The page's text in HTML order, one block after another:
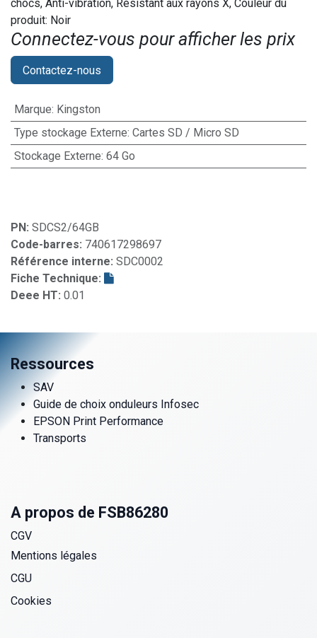
chocs, Anti-vibration, Résistant aux rayons X, Couleur du
produit: Noir
Connectez-vous pour afficher les prix​
Contactez-nous
Marque: Kingston
Type stockage Externe: Cartes SD / Micro SD
Stockage Externe: 64 Go
PN: SDCS2/64GB
Code-barres: 740617298697
Référence interne: SDC0002
Fiche Technique:
Deee HT: 0.01
Ressources
SAV
Guide de choix onduleurs Infosec
EPSON Print Performance
Transports
A propos de FSB86280
CGV
Mentions légales
CGU
Cookies